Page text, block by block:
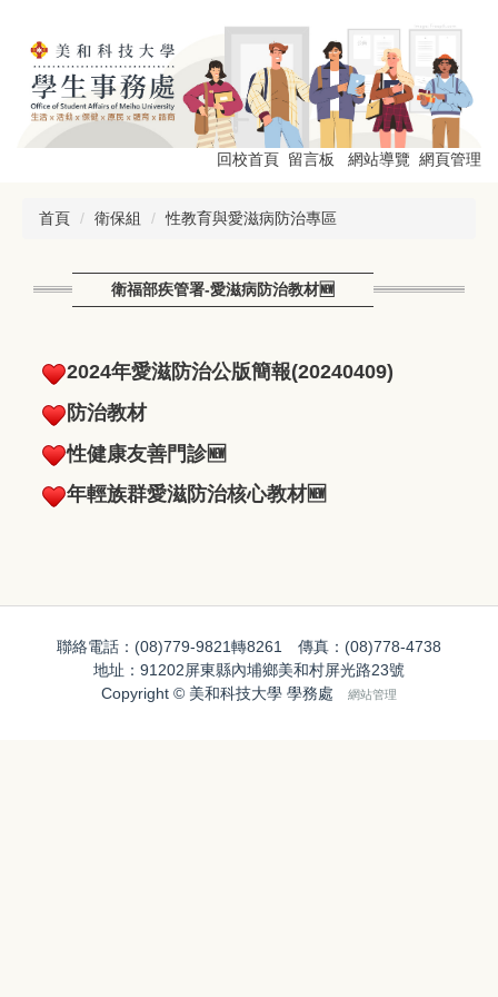
回校首頁 留言板 網站導覽 網頁管理
首頁 衛保組 性教育與愛滋病防治專區
衛福部疾管署-愛滋病防治教材🆕
2024年愛滋防治公版簡報(20240409)
防治教材
性健康友善門診🆕
年輕族群愛滋防治核心教材🆕
聯絡電話：(08)779-9821轉8261 傳真：(08)778-4738
地址：91202屏東縣內埔鄉美和村屏光路23號
Copyright © 美和科技大學 學務處
網站管理